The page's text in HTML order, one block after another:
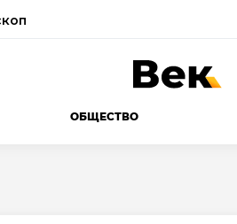
ОБЩЕСТВО